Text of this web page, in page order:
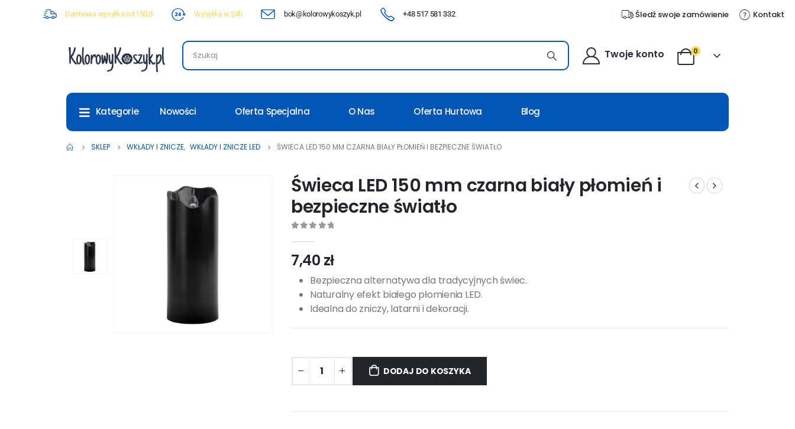
Darmowa wysyłka od 150zł Wysyłka w 24h bok@kolorowykoszyk.pl +48 517 581 332 Śledź swoje zamówienie Kontakt
Twoje konto 0
Kategorie Nowości Oferta Specjalna O Nas Oferta Hurtowa Blog
SKLEP WKŁADY I ZNICZE, WKŁADY I ZNICZE LED ŚWIECA LED 150 MM CZARNA BIAŁY PŁOMIEŃ I BEZPIECZNE ŚWIATŁO
Świeca LED 150 mm czarna biały płomień i
bezpieczne światło
7,40 zł
Bezpieczna alternatywa dla tradycyjnych świec.
Naturalny efekt białego płomienia LED.
Idealna do zniczy, latarni i dekoracji.
DODAJ DO KOSZYKA